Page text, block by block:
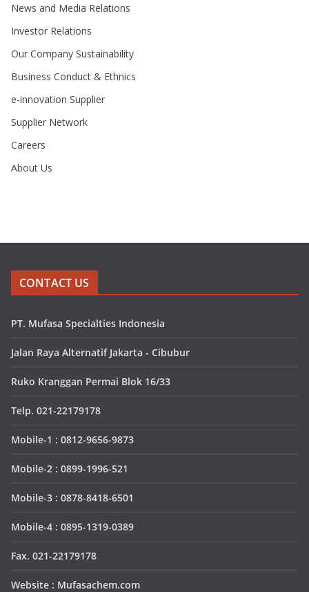
News and Media Relations
Investor Relations
Our Company Sustainability
Business Conduct & Ethnics
e-innovation Supplier
Supplier Network
Careers
About Us
CONTACT US
PT. Mufasa Specialties Indonesia
Jalan Raya Alternatif Jakarta - Cibubur
Ruko Kranggan Permai Blok 16/33
Telp. 021-22179178
Mobile-1 : 0812-9656-9873
Mobile-2 : 0899-1996-521
Mobile-3 : 0878-8418-6501
Mobile-4 : 0895-1319-0389
Fax. 021-22179178
Website : Mufasachem.com